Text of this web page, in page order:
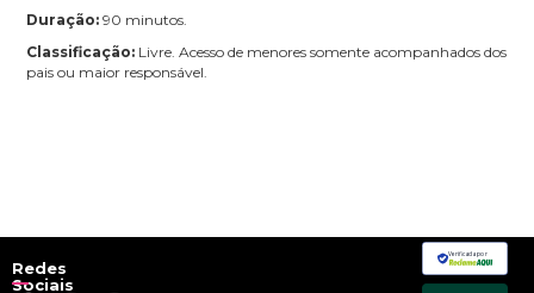
Duração:90 minutos.
Classificação: Livre. Acesso de menores somente acompanhados dos
pais ou maior responsável.
Redes
Sociais
Verificada por